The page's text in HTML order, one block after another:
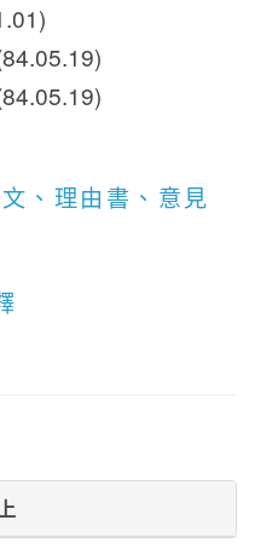
、理由書、意見
Next Post